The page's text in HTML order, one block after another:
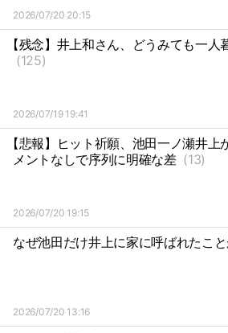
2026/07/20 20:15
【残念】井上和さん、どうみても一人
(125)
2026/07/19 19:41
【悲報】ヒット祈願、池田一ノ瀬井上
メントなしで序列に明確な差 (13)
2026/07/20 19:15
なぜ池田だけ井上に家に呼ばれたこ
2026/07/20 13:16